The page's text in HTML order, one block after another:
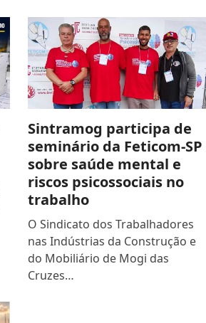
Sintramog participa de
seminário da Feticom-SP
sobre saúde mental e
riscos psicossociais no
trabalho
O Sindicato dos Trabalhadores
nas Indústrias da Construção e
do Mobiliário de Mogi das
Cruzes…